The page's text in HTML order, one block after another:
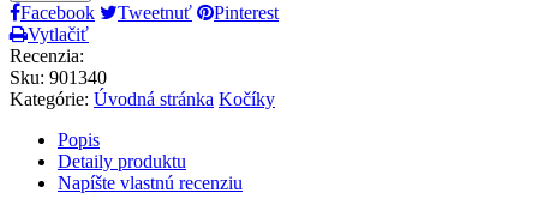
Facebook Tweetnuť
Pinterest
Vytlačiť
Recenzia:
Sku: 901340
Kategórie: Úvodná stránka Kočíky
Popis
Detaily produktu
Napíšte vlastnú recenziu